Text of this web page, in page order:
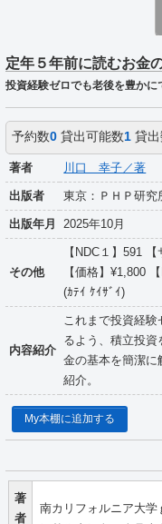
定年５年前に読むお金
投資経験ゼロでも老後を豊かに
予約数0貸出可能数1貸出
著者 川口 幸子／著
出版者 東京：ＰＨＰ研究
出版年月 2025年10月
その他
【NDC１】591
【価格】¥1,800
(ｶﾃｲ ｹｲｻﾞｲ)
内容紹介
これまで投資経
るよう、積立投資
金の基本を簡潔に
紹介。
My本棚に追加する
著
者
南カリフォルニア大学